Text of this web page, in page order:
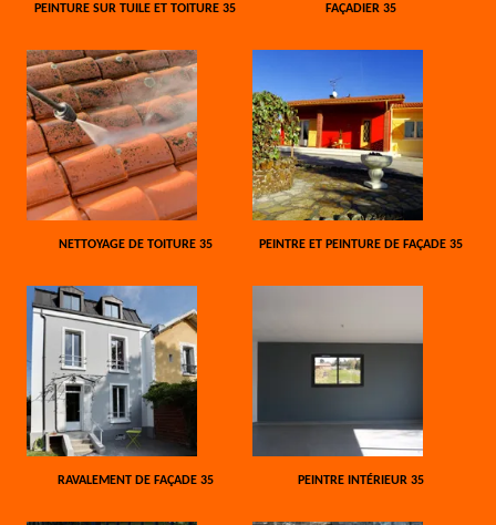
PEINTURE SUR TUILE ET TOITURE 35 FAÇADIER 35
NETTOYAGE DE TOITURE 35 PEINTRE ET PEINTURE DE FAÇADE 35
RAVALEMENT DE FAÇADE 35 PEINTRE INTÉRIEUR 35